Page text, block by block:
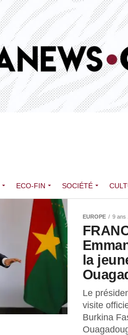
ECO-FIN SOCIÉTÉ
EUROPE 9 ans .
la
Le
visite
Burkina